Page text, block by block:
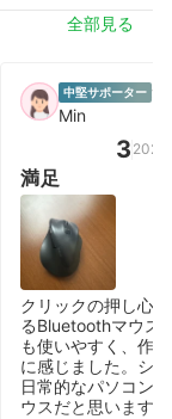
全部見る
中堅サポーター 女
Min
3
満足
クリックの押し心
るBluetoothマウス
も使いやすく、作
に感じました。シ
日常的なパソコン
ウスだと思います。